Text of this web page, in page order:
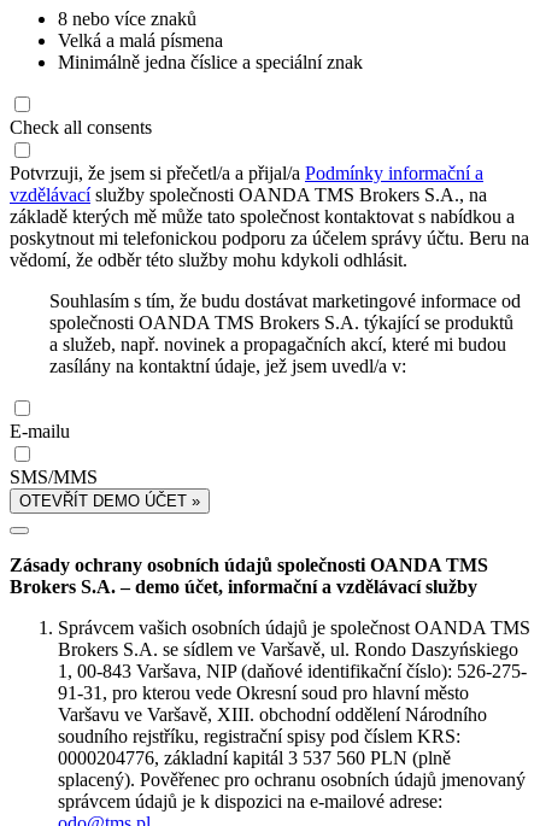
8 nebo více znaků
Velká a malá písmena
Minimálně jedna číslice a speciální znak
Check all consents
Potvrzuji, že jsem si přečetl/a a přijal/a Podmínky informační a
vzdělávacíslužby společnosti OANDA TMS Brokers S.A., na
základě kterých mě může tato společnost kontaktovat s nabídkou a
poskytnout mi telefonickou podporu za účelem správy účtu. Beru na
vědomí, že odběr této služby mohu kdykoli odhlásit.
Souhlasím s tím, že budu dostávat marketingové informace od
společnosti OANDA TMS Brokers S.A. týkající se produktů
a služeb, např. novinek a propagačních akcí, které mi budou
zasílány na kontaktní údaje, jež jsem uvedl/a v:
E-mailu
SMS/MMS
OTEVŘÍT DEMO ÚČET »
Zásady ochrany osobních údajů společnosti OANDA TMS
Brokers S.A. – demo účet, informační a vzdělávací služby
Správcem vašich osobních údajů je společnost OANDA TMS
Brokers S.A. se sídlem ve Varšavě, ul. Rondo Daszyńskiego
1, 00-843 Varšava, NIP (daňové identifikační číslo): 526-275-
91-31, pro kterou vede Okresní soud pro hlavní město
Varšavu ve Varšavě, XIII. obchodní oddělení Národního
soudního rejstříku, registrační spisy pod číslem KRS:
0000204776, základní kapitál 3 537 560 PLN (plně
splacený). Pověřenec pro ochranu osobních údajů jmenovaný
správcem údajů je k dispozici na e-mailové adrese: